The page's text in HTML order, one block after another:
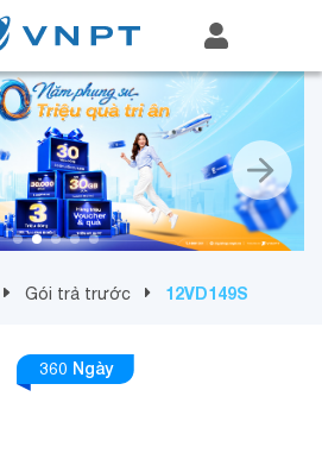
Gói trả trước 12VD149S
360 Ngày